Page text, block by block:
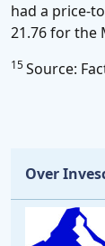
had a price-
21.76 for the
15Source:
Over